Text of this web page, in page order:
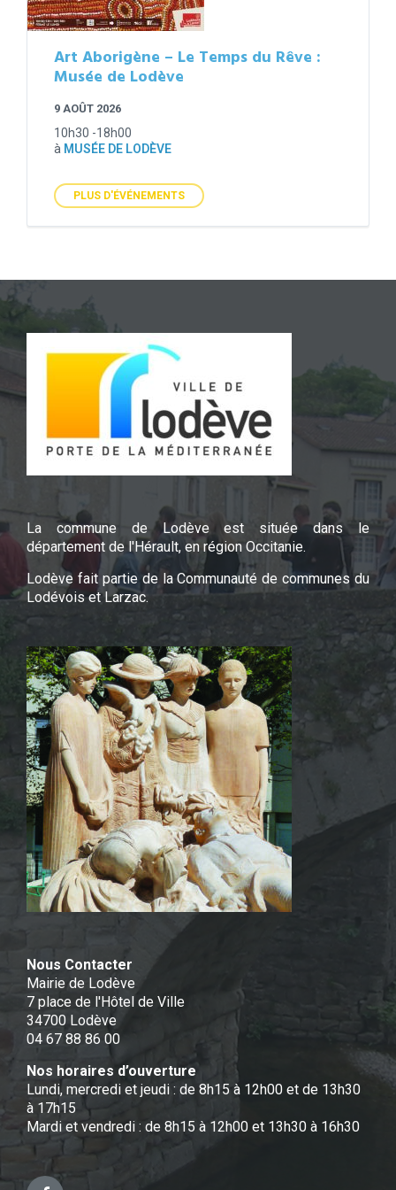
Art Aborigène – Le Temps du Rêve :
Musée de Lodève
9 AOÛT 2026
10h30 -18h00
à MUSÉE DE LODÈVE
PLUS D'ÉVÉNEMENTS
La commune de Lodève est située dans le
département de l'Hérault, en région Occitanie.
Lodève fait partie de la Communauté de communes du
Lodévois et Larzac.
Nous Contacter
Mairie de Lodève
7 place de l'Hôtel de Ville
34700 Lodève
04 67 88 86 00
Nos horaires d’ouverture
Lundi, mercredi et jeudi : de 8h15 à 12h00 et de 13h30
à 17h15
Mardi et vendredi : de 8h15 à 12h00 et 13h30 à 16h30